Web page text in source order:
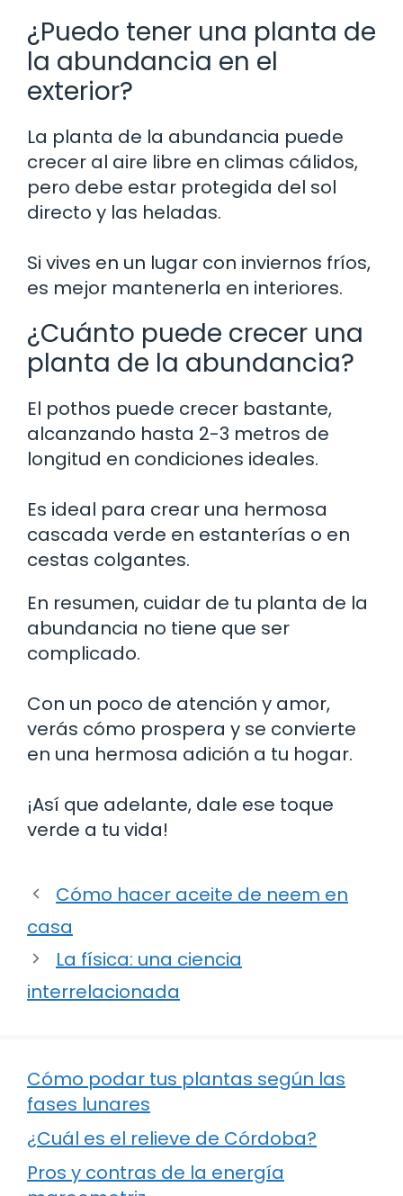
¿Puedo tener una planta de
la abundancia en el
exterior?
La planta de la abundancia puede
crecer al aire libre en climas cálidos,
pero debe estar protegida del sol
directo y las heladas.
Si vives en un lugar con inviernos fríos,
es mejor mantenerla en interiores.
¿Cuánto puede crecer una
planta de la abundancia?
El pothos puede crecer bastante,
alcanzando hasta 2-3 metros de
longitud en condiciones ideales.
Es ideal para crear una hermosa
cascada verde en estanterías o en
cestas colgantes.
En resumen, cuidar de tu planta de la
abundancia no tiene que ser
complicado.
Con un poco de atención y amor,
verás cómo prospera y se convierte
en una hermosa adición a tu hogar.
¡Así que adelante, dale ese toque
verde a tu vida!
Cómo hacer aceite de neem en
casa
La física: una ciencia
interrelacionada
Cómo podar tus plantas según las
fases lunares
¿Cuál es el relieve de Córdoba?
Pros y contras de la energía